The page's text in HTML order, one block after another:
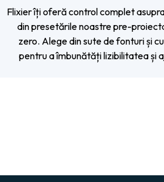
Flixier îți oferă control complet
din presetările noastre pre-
zero. Alege din sute de fonturi și
pentru a îmbunătăți lizibilitatea și